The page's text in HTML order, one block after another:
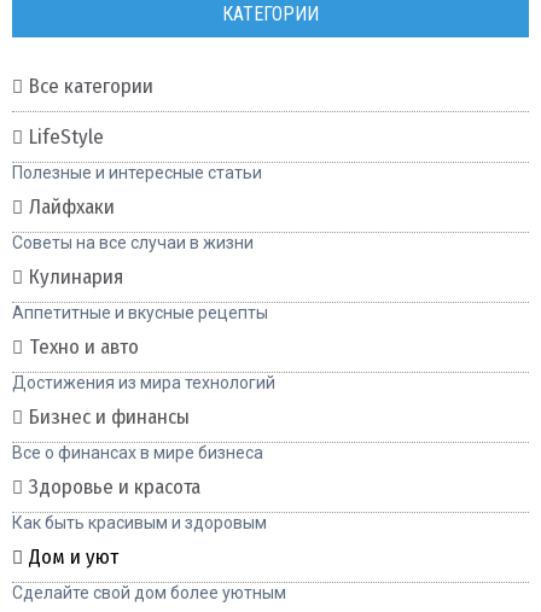
КАТЕГОРИИ
Все категории
LifeStyle
Полезные и интересные статьи
Лайфхаки
Советы на все случаи в жизни
Кулинария
Аппетитные и вкусные рецепты
Техно и авто
Достижения из мира технологий
Бизнес и финансы
Все о финансах в мире бизнеса
Здоровье и красота
Как быть красивым и здоровым
Дом и уют
Сделайте свой дом более уютным